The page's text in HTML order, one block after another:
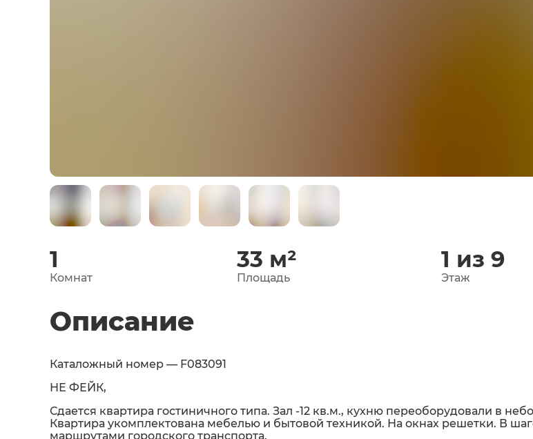
1
Комнат
33 м²
Площадь
1 из 9
Этаж
Описание
Каталожный номер — F083091
НЕ ФЕЙК,
Сдается квартира гостиничного типа. Зал -12 кв.м., кухню переоборудовали в
Квартира укомплектована мебелью и бытовой техникой. На окнах решетки. В
маршрутами городского транспорта.